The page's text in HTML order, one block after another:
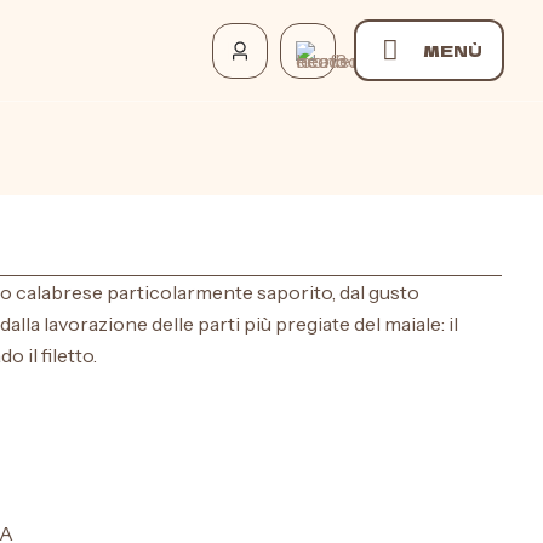
MENÙ
calabrese particolarmente saporito, dal gusto
lavorazione delle parti più pregiate del maiale: il
il filetto.